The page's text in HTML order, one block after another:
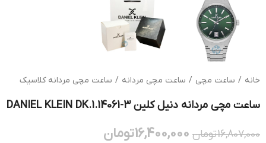
خانه / ساعت مچی / ساعت مچی مردانه / ساعت مچی مردانه کلاسیک
ساعت مچی مردانه دنیل کلین DANIEL KLEIN DK.1.14061-3
16,807,000تومان 16,400,000تومان